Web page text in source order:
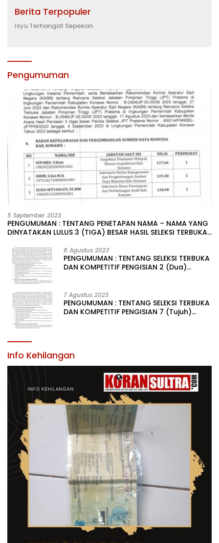
Berita Terpopuler
Isyu Terhangat Sepekan
Pengumuman
5 September 2023
PENGUMUMAN : TENTANG PENETAPAN NAMA – NAMA YANG
DINYATAKAN LULUS 3 (TIGA) BESAR HASIL SELEKSI TERBUKA
LINGKUNGAN PEMERINTAH DAERAH KABUPATEN KONAWE
8 Agustus 2023
PENGUMUMAN : TENTANG SELEKSI TERBUKA
DAN KOMPETITIF PENGISIAN 2 (Dua)
KABUPATEN KONAWE
7 Agustus 2023
PENGUMUMAN : TENTANG SELEKSI TERBUKA
DAN KOMPETITIF PENGISIAN 7 (Tujuh)
Info Kehilangan